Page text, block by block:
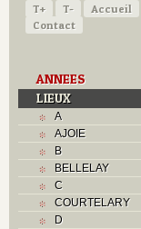
T+ T-
Accueil
Contact
ANNEES
LIEUX
A
AJOIE
B
BELLELAY
C
COURTELARY
D